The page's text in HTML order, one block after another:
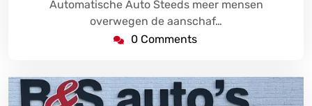
Automatische Auto Steeds meer mensen
overwegen de aanschaf…
0 Comments